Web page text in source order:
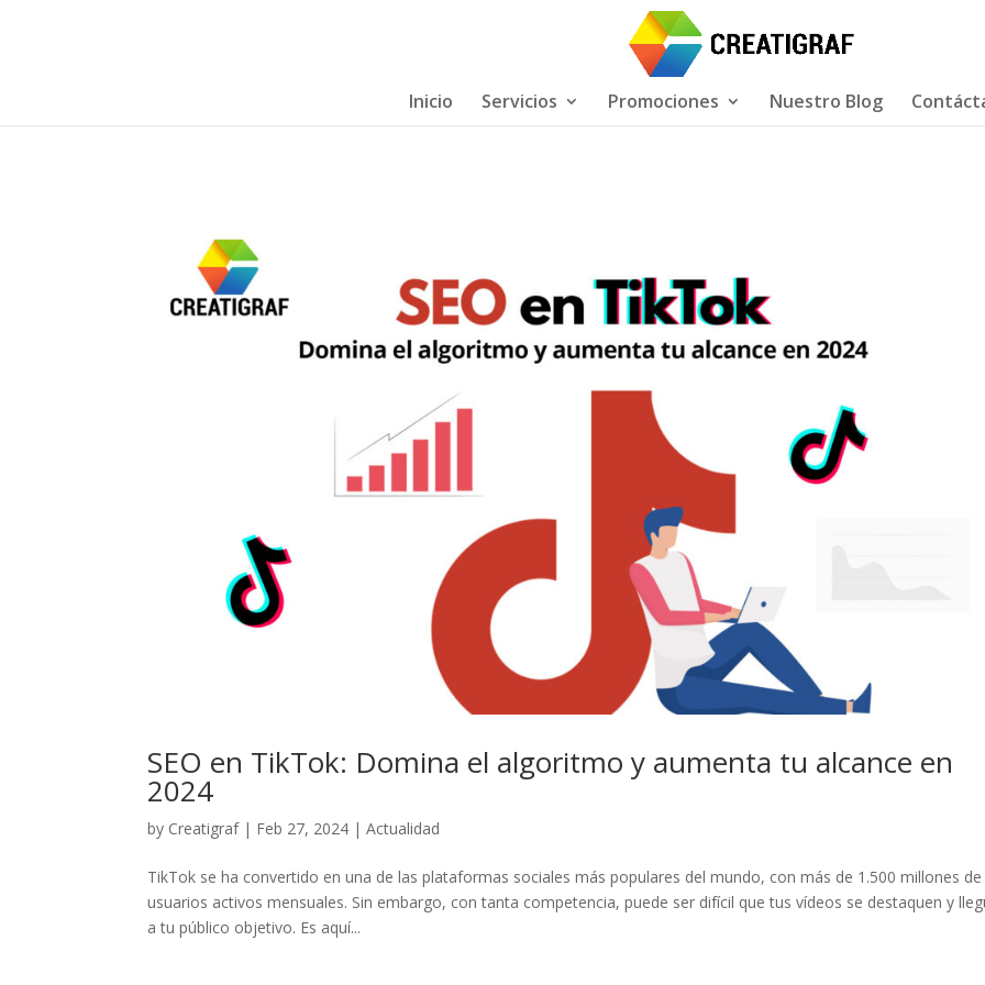
Inicio Servicios Promociones Nuestro Blog
SEO en TikTok: Domina el algoritmo y aumenta tu alcance en
2024
by Creatigraf| Feb 27, 2024 |Actualidad
TikTok se ha convertido en una de las plataformas sociales más populares del mundo, con más de 1.500 millones de
usuarios activos mensuales. Sin embargo, con tanta competencia, puede ser difícil que tus vídeos se destaquen y
a tu público objetivo. Es aquí...